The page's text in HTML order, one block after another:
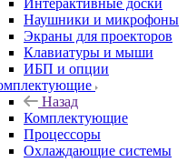
Интерактивные доски
Наушники и микрофоны
Экраны для проекторов
Клавиатуры и мыши
ИБП и опции
Назад
Комплектующие
Процессоры
Охлаждающие системы